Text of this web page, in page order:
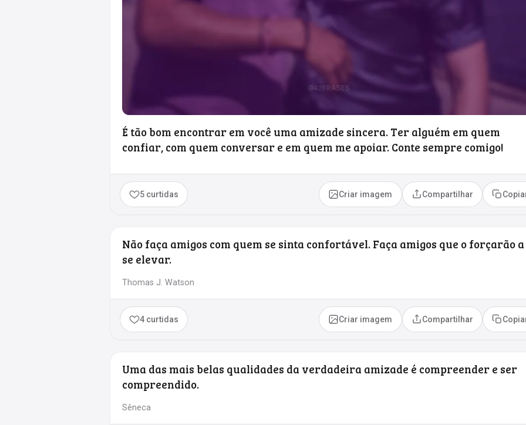
É tão bom encontrar em você uma amizade sincera. Ter alguém em quem
confiar, com quem conversar e em quem me apoiar. Conte sempre comigo!
5 curtidas Criar imagem Compartilhar
Não faça amigos com quem se sinta confortável. Faça amigos que o forçarão a
se elevar.
Thomas J. Watson
4 curtidas Criar imagem Compartilhar
Uma das mais belas qualidades da verdadeira amizade é compreender e ser
compreendido.
Sêneca